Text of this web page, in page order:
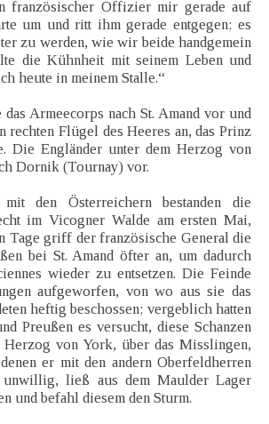
französischer Offizier mir gerade auf
um und ritt ihm gerade entgegen; es
zu werden, wie wir beide handgemein
die Kühnheit mit seinem Leben und
heute in meinem Stalle.“
Armeecorps nach St. Amand vor und
rechten Flügel des Heeres an, das Prinz
Die Engländer unter dem Herzog von
Dornik (Tournay) vor.
mit den Österreichern bestanden die
im Vicogner Walde am ersten Mai,
Tage griff der französische General die
bei St. Amand öfter an, um dadurch
wieder zu entsetzen. Die Feinde
aufgeworfen, von wo aus sie das
heftig beschossen; vergeblich hatten
Preußen es versucht, diese Schanzen
von York, über das Misslingen,
er mit den andern Oberfeldherren
unwillig, ließ aus dem Maulder Lager
und befahl diesem den Sturm.